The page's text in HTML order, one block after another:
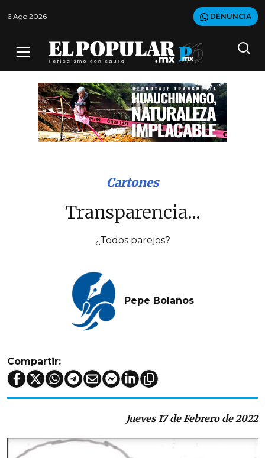
6 Ago 2026 DENUNCIA
Cartones
Transparencia...
¿Todos parejos?
Pepe Bolaños
Compartir:
Jueves 17 de Febrero de 2022